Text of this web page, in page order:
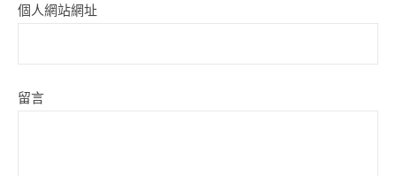
個人網站網址
留言